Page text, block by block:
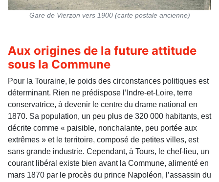
Gare de Vierzon vers 1900 (carte postale ancienne)
Aux origines de la future attitude
sous la Commune
Pour la Touraine, le poids des circonstances politiques est
déterminant. Rien ne prédispose l’Indre-et-Loire, terre
conservatrice, à devenir le centre du drame national en
1870. Sa population, un peu plus de 320 000 habitants, est
décrite comme « paisible, nonchalante, peu portée aux
extrêmes » et le territoire, composé de petites villes, est
sans grande industrie. Cependant, à Tours, le chef-lieu, un
courant libéral existe bien avant la Commune, alimenté en
mars 1870 par le procès du prince Napoléon, l’assassin du